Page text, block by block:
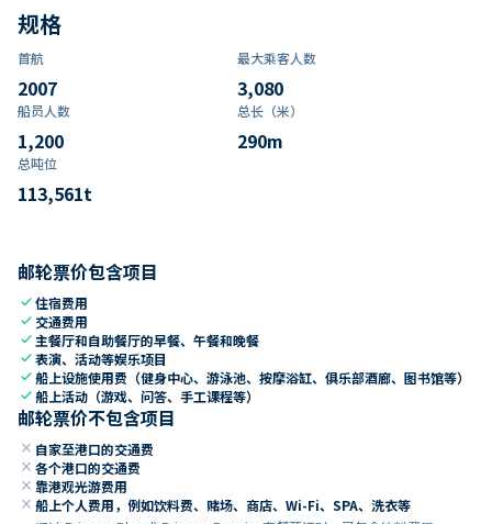
规格
首航
2007
最大乘客人数
3,080
船员人数
1,200
总长（米）
290m
总吨位
113,561t
邮轮票价包含项目
check住宿费用
check 交通费用
check 主餐厅和自助餐厅的早餐、午餐和晚餐
check表演、活动等娱乐项目
check船上设施使用费（健身中心、游泳池、按摩浴缸、俱乐部酒廊、图书馆等）
check船上活动（游戏、问答、手工课程等）
邮轮票价不包含项目
close 自家至港口的交通费
close 各个港口的交通费
close 靠港观光游费用
close 船上个人费用，例如饮料费、赌场、商店、Wi-Fi、SPA、洗衣等